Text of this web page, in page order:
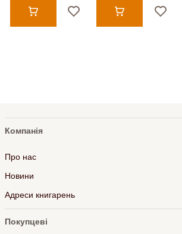
Компанія
Про нас
Новини
Адреси книгарень
Покупцеві